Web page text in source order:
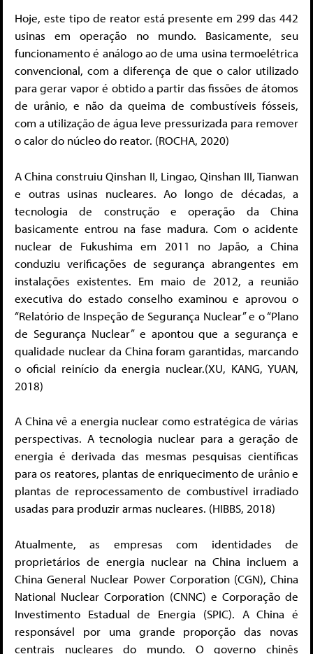
Hoje, este tipo de reator está presente em 299 das 442
usinas em operação no mundo. Basicamente, seu
funcionamento é análogo ao de uma usina termoelétrica
convencional, com a diferença de que o calor utilizado
para gerar vapor é obtido a partir das fissões de átomos
de urânio, e não da queima de combustíveis fósseis,
com a utilização de água leve pressurizada para remover
o calor do núcleo do reator. (ROCHA, 2020)
A China construiu Qinshan II, Lingao, Qinshan III, Tianwan
e outras usinas nucleares. Ao longo de décadas, a
tecnologia de construção e operação da China
basicamente entrou na fase madura. Com o acidente
nuclear de Fukushima em 2011 no Japão, a China
conduziu verificações de segurança abrangentes em
instalações existentes. Em maio de 2012, a reunião
executiva do estado conselho examinou e aprovou o
“Relatório de Inspeção de Segurança Nuclear” e o “Plano
de Segurança Nuclear” e apontou que a segurança e
qualidade nuclear da China foram garantidas, marcando
o oficial reinício da energia nuclear.(XU, KANG, YUAN,
2018)
A China vê a energia nuclear como estratégica de várias
perspectivas. A tecnologia nuclear para a geração de
energia é derivada das mesmas pesquisas científicas
para os reatores, plantas de enriquecimento de urânio e
plantas de reprocessamento de combustível irradiado
usadas para produzir armas nucleares. (HIBBS, 2018)
Atualmente, as empresas com identidades de
proprietários de energia nuclear na China incluem a
China General Nuclear Power Corporation (CGN), China
National Nuclear Corporation (CNNC) e Corporação de
Investimento Estadual de Energia (SPIC). A China é
responsável por uma grande proporção das novas
centrais nucleares do mundo. O governo chinês